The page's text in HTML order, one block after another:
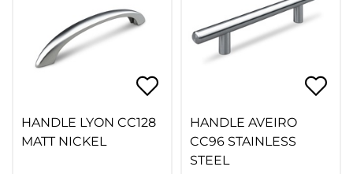
HANDLE LYON CC128
MATT NICKEL
HANDLE AVEIRO
CC96 STAINLESS
STEEL